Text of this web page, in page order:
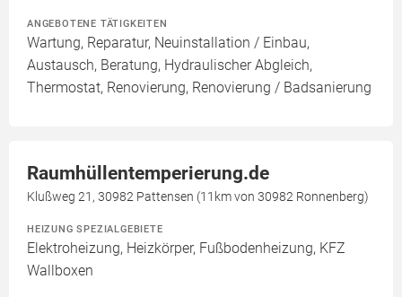
ANGEBOTENE TÄTIGKEITEN
Wartung, Reparatur, Neuinstallation / Einbau,
Austausch, Beratung, Hydraulischer Abgleich,
Thermostat, Renovierung, Renovierung / Badsanierung
Raumhüllentemperierung.de
Klußweg 21, 30982 Pattensen (11km von 30982 Ronnenberg)
HEIZUNG SPEZIALGEBIETE
Elektroheizung, Heizkörper, Fußbodenheizung, KFZ
Wallboxen